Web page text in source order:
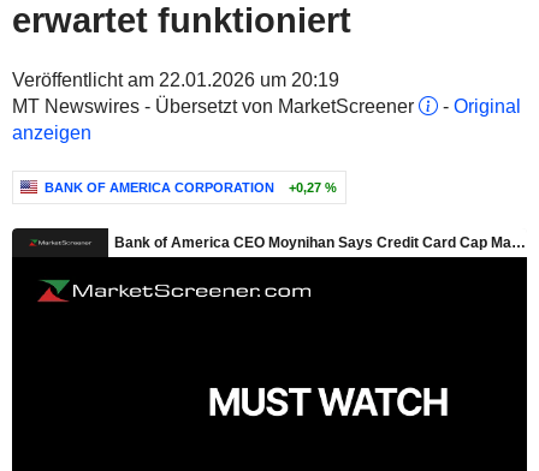
erwartet funktioniert
Veröffentlicht am 22.01.2026 um 20:19
MT Newswires - Übersetzt von MarketScreener
- Original
anzeigen
BANK OF AMERICA CORPORATION +0,27 %